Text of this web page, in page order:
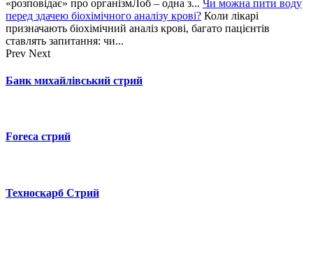
«розповідає» про організмЛоб – одна з... Чи можна пити воду
перед здачею біохімічного аналізу крові? Коли лікарі
призначають біохімічний аналіз крові, багато пацієнтів
ставлять запитання: чи...
Prev Next
Банк михайлівський стрий
Foreca стрий
Техноскарб Стрий